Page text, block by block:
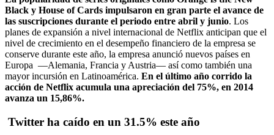
Black y House of Cards impulsaron en gran parte el avance de
las suscripciones durante el periodo entre abril y junio. Los
planes de expansión a nivel internacional de Netflix anticipan que el
nivel de crecimiento en el desempeño financiero de la empresa se
conserve durante este año, la empresa anunció nuevos países en
Europa —Alemania, Francia y Austria— así como también una
mayor incursión en Latinoamérica. En el último año corrido la
acción de Netflix acumula una apreciación del 75%, en 2014
avanza un 15,86%.
Twitter ha caído en un 31.5% este año